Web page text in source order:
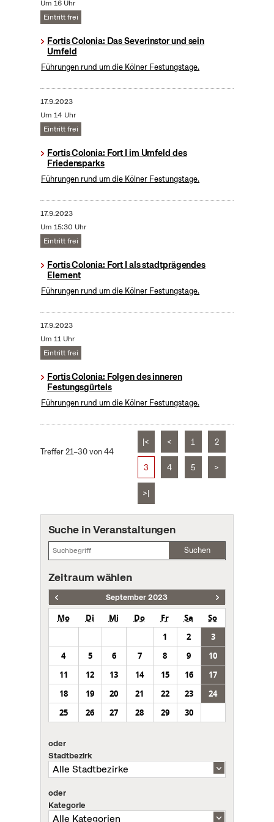
Um 16 Uhr
Eintritt frei
Fortis Colonia: Das Severinstor und sein
Umfeld
Führungen rund um die Kölner Festungstage.
17.9.2023
Um 14 Uhr
Eintritt frei
Fortis Colonia: Fort I im Umfeld des
Friedensparks
Führungen rund um die Kölner Festungstage.
17.9.2023
Um 15:30 Uhr
Eintritt frei
Fortis Colonia: Fort I als stadtprägendes
Element
Führungen rund um die Kölner Festungstage.
17.9.2023
Um 11 Uhr
Eintritt frei
Fortis Colonia: Folgen des inneren
Festungsgürtels
Führungen rund um die Kölner Festungstage.
Treffer 21–30 von 44
|< < 1 2
3 4 5 >
>|
Suche in Veranstaltungen
Suchen
Zeitraum wählen
September 2023
Mo Di Mi Do Fr Sa
So
1
2
3
4
5 6 7 8 9
10
11
12 13 14 15 16
17
18
19 20 21 22 23
24
25
26 27 28 29 30
oder
Stadtbezirk
oder
Kategorie